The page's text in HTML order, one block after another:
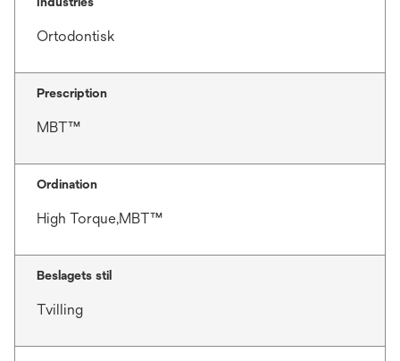
Ortodontisk
Prescription
MBT™
Ordination
High Torque,MBT™
Beslagets stil
Tvilling